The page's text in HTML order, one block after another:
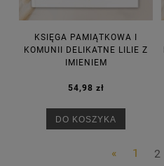
KSIĘGA PAMIĄTKOWA I
KOMUNII DELIKATNE LILIE Z
IMIENIEM
54,98 zł
DO KOSZYKA
« 1 2